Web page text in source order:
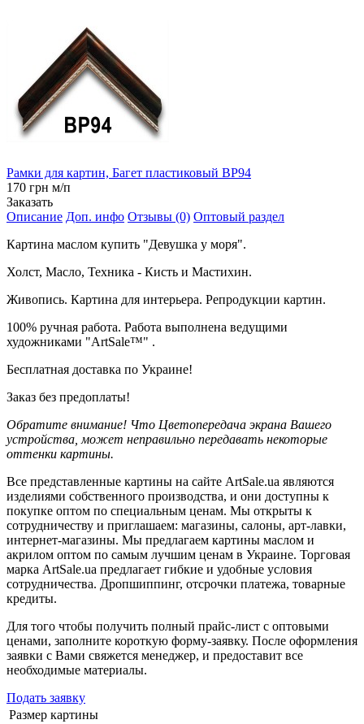
Рамки для картин, Багет пластиковый BP94
170 грн м/п
Заказать
Описание Доп. инфо Отзывы (0) Оптовый раздел
Картина маслом купить "Девушка у моря".
Холст, Масло, Техника - Кисть и Мастихин.
Живопись. Картина для интерьера. Репродукции картин.
100% ручная работа. Работа выполнена ведущими
художниками "ArtSale™" .
Бесплатная доставка по Украине!
Заказ без предоплаты!
Обратите внимание! Что Цветопередача экрана Вашего
устройства, может неправильно передавать некоторые
оттенки картины.
Все представленные картины на сайте ArtSale.ua являются
изделиями собственного производства, и они доступны к
покупке оптом по специальным ценам. Мы открыты к
сотрудничеству и приглашаем: магазины, салоны, арт-лавки,
интернет-магазины. Мы предлагаем картины маслом и
акрилом оптом по самым лучшим ценам в Украине. Торговая
марка ArtSale.ua предлагает гибкие и удобные условия
сотрудничества. Дропшиппинг, отсрочки платежа, товарные
кредиты.
Для того чтобы получить полный прайс-лист с оптовыми
ценами, заполните короткую форму-заявку. После оформления
заявки с Вами свяжется менеджер, и предоставит все
необходимые материалы.
Подать заявку
Размер картины